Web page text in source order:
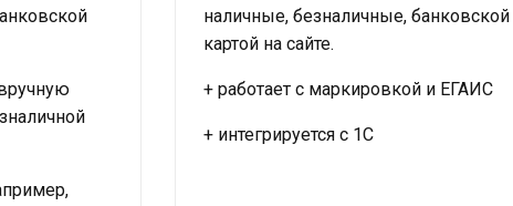
наличные, безналичные, банковской
картой на сайте.
+ работает с маркировкой и ЕГАИС
+ интегрируется с 1С